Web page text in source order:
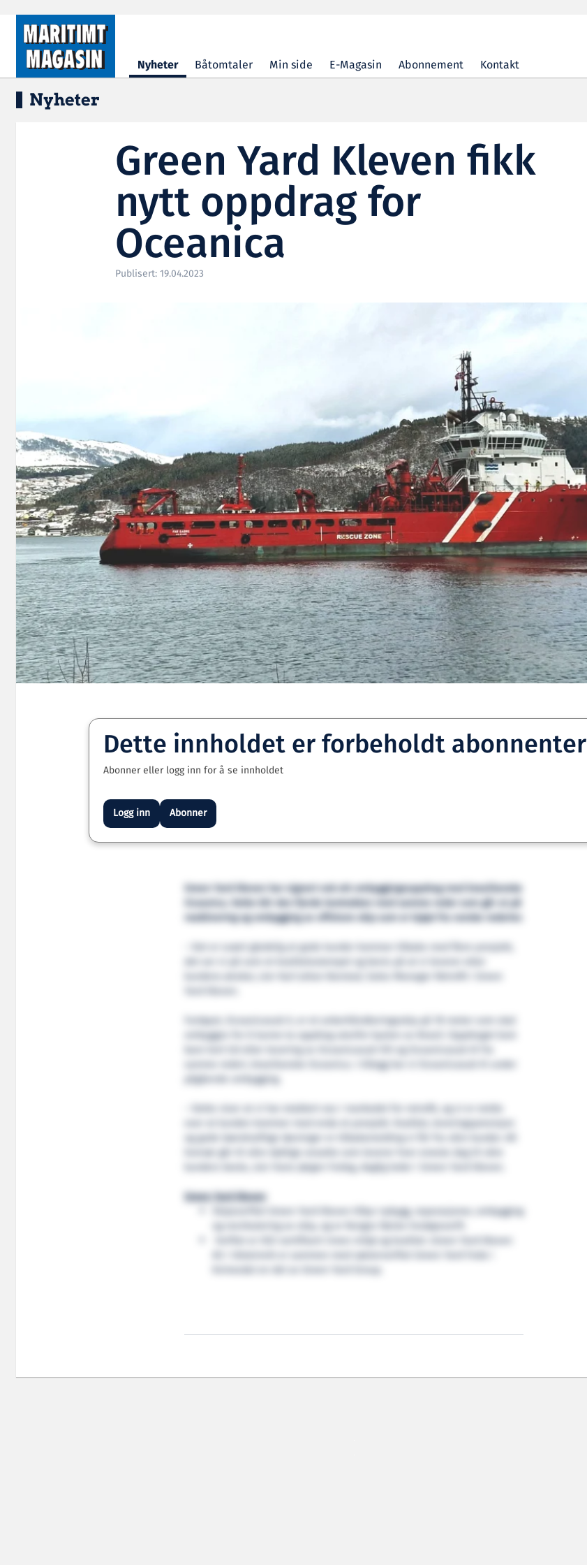
Hopp til hovedinnhold
Nyheter Båtomtaler Min side E-Magasin Abonnement Kontakt
Nyheter
Green Yard Kleven fikk
nytt oppdrag for
Oceanica
Publisert: 19.04.2023
Dette innholdet er forbeholdt abonnenter
Abonner eller logg inn for å se innholdet
Logg inn Abonner
Green Yard Kleven har signert nok ett ombyggingsoppdrag med brasilianske
Oceanica. Dette blir den fjerde kontrakten med samme reder som går ut på
reaktivering og ombygging av offshore skip som er kjøpt fra norske rederier.
– Det er svært gledelig at gode kunder kommer tilbake med flere prosjekt,
kundens ønsker, sier Karl Johan Barstad, Sales Manager Retrofit i Green
Fartøyet, Oceanicasub X, er et ankerhåndteringsskip på 78 meter som skal
ombygges for å kunne ta oppdrag utenfor kysten av Brasil. Oppdraget kom
bare kort tid etter levering av Oceanicasub VIII og Oceanicasub IX fra
samme rederi, brasilianske Oceanica. I tillegg har vi Oceanicasub XI under
pågående ombygging.
– Dette viser at vi har etablert oss i markedet for retrofit, og vi er stolte
over at kunden kommer med enda et prosjekt. Kvalitet, leveringspresisjon
og gode bærekraftige løsninger er tilbakemelding vi får fra våre kunder. All
honnør går til våre dyktige ansatte som leverer hver eneste dag til våre
kunders beste, sier Hans Jørgen Fedog, daglig leder i Green Yard Kleven.
Green Yard Kleven
Skipsverftet Green Yard Kleven tilbyr nybygg, reparasjoner, ombygging
og resirkulering av skip, og er Norges første livsløpsverft.